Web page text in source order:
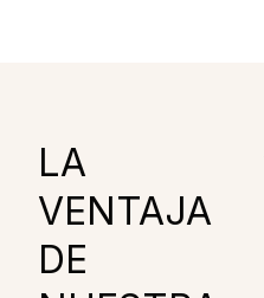
LA
VENTAJA
DE